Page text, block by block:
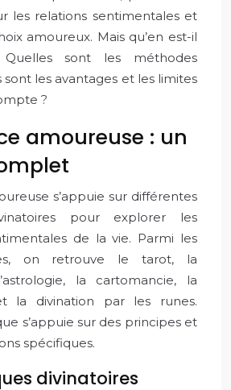
les relations sentimentales et
amoureux. Mais qu’en est-il
sont les méthodes
sont les avantages et les limites
?
amoureuse : un
s’appuie sur différentes
pour explorer les
de la vie. Parmi les
on retrouve le tarot, la
la cartomancie, la
la divination par les runes.
s’appuie sur des principes et
spécifiques.
divinatoires